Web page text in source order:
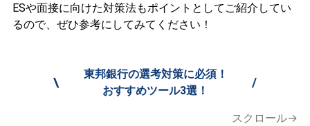
ESや面接に向けた対策法もポイントとしてご紹介してい
るので、ぜひ参考にしてみてください！
\
東邦銀行の選考対策に必須！
おすすめツール3選！
/
スクロール→